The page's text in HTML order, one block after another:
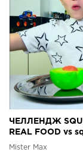
ЧЕЛЛЕНДЖ
REAL FOOD vs
Mister Max